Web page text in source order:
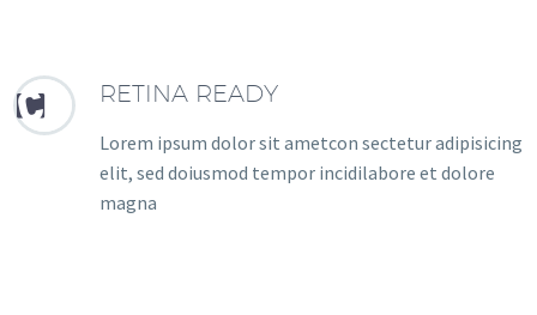

 RETINA READY
Lorem ipsum dolor sit ametcon sectetur adipisicing
elit, sed doiusmod tempor incidilabore et dolore
magna